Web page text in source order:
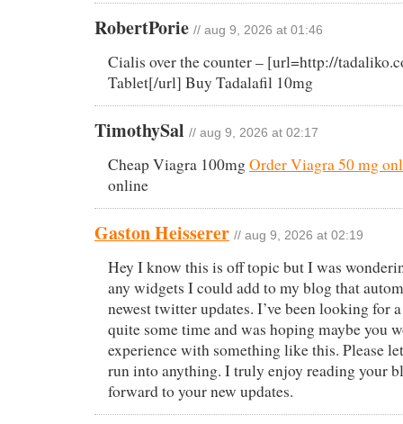
RobertPorie // aug 9, 2026 at 01:46
Cialis over the counter – [url=http://
Tablet[/url] Buy Tadalafil 10mg
TimothySal // aug 9, 2026 at 02:17
Cheap Viagra 100mgOrder Viagra 50 mg
online
Gaston Heisserer // aug 9, 2026 at 02:19
Hey I know this is off topic but I was
any widgets I could add to my blog that
newest twitter updates. I’ve been looking for
quite some time and was hoping maybe you
experience with something like this. Please
run into anything. I truly enjoy reading your
forward to your new updates.